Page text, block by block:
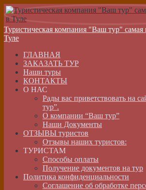
Туристическая компания "Ваш тур"
Туле
ГЛАВНАЯ
ЗАКАЗАТЬ ТУР
Наши туры
КОНТАКТЫ
О НАС
Рады вас приветствовать на
тур”.
О компании “Ваш тур”
Наши Документы
ОТЗЫВЫ туристов
Отзывы наших туристов:
ТУРИСТАМ
Способы оплаты
Получение документов на тур
Политика конфиденциальности
Соглашение об обработке